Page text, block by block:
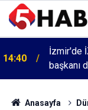
14:40
İzmir'de
başkanı
Anasayfa